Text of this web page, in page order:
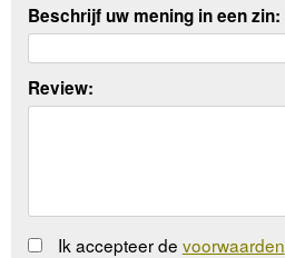
Beschrijf uw mening in een zin:
Review:
Ik accepteer de voorwaarden